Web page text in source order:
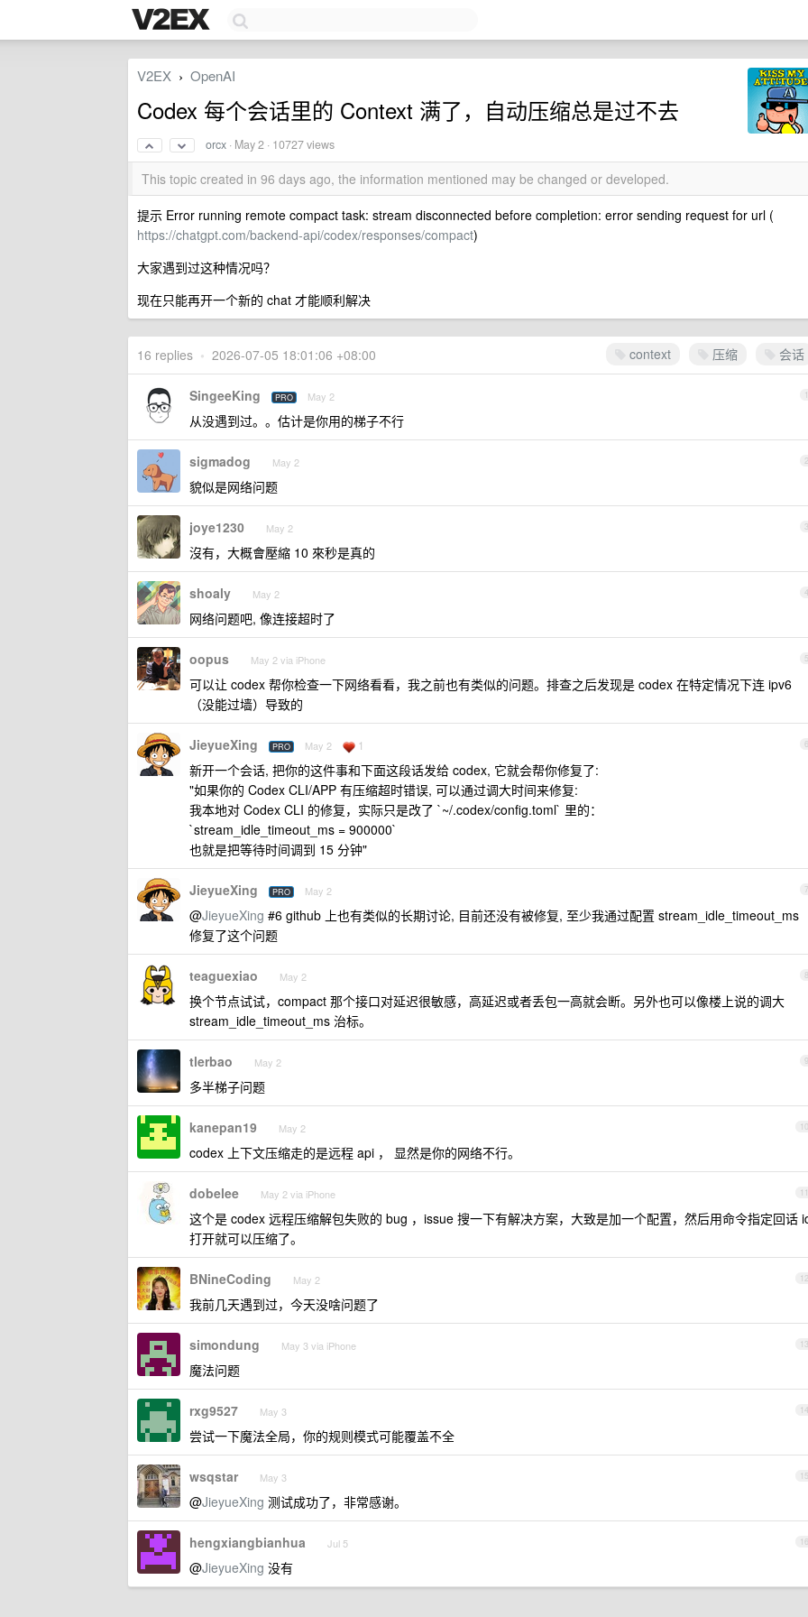
V2EX › OpenAI
Codex 每个会话里的 Context 满了，自动压缩总是过不去
orcx · May 2 · 10727 views
This topic created in 96 days ago, the information mentioned may be changed or developed.
提示 Error running remote compact task: stream disconnected before completion: error sending request for url (
https://chatgpt.com/backend-api/codex/responses/compact)
大家遇到过这种情况吗？
现在只能再开一个新的 chat 才能顺利解决
context 压缩 会话
16 replies • 2026-07-05 18:01:06 +08:00
1
SingeeKing PRO May 2
从没遇到过。。估计是你用的梯子不行
2
sigmadog May 2
貌似是网络问题
3
joye1230 May 2
沒有，大概會壓縮 10 來秒是真的
4
shoaly May 2
网络问题吧, 像连接超时了
5
oopus May 2 via iPhone
可以让 codex 帮你检查一下网络看看，我之前也有类似的问题。排查之后发现是 codex 在特定情况下连 ipv6
（没能过墙）导致的
6
JieyueXing PRO May 2 1
新开一个会话, 把你的这件事和下面这段话发给 codex, 它就会帮你修复了:
"如果你的 Codex CLI/APP 有压缩超时错误, 可以通过调大时间来修复:
我本地对 Codex CLI 的修复，实际只是改了 `~/.codex/config.toml` 里的：
`stream_idle_timeout_ms = 900000`
也就是把等待时间调到 15 分钟"
7
JieyueXing PRO May 2
@JieyueXing #6 github 上也有类似的长期讨论, 目前还没有被修复, 至少我通过配置 stream_idle_timeout_ms
修复了这个问题
8
teaguexiao May 2
换个节点试试，compact 那个接口对延迟很敏感，高延迟或者丢包一高就会断。另外也可以像楼上说的调大
stream_idle_timeout_ms 治标。
9
tlerbao May 2
多半梯子问题
10
kanepan19 May 2
codex 上下文压缩走的是远程 api ， 显然是你的网络不行。
11
dobelee May 2 via iPhone
这个是 codex 远程压缩解包失败的 bug ，issue 搜一下有解决方案，大致是加一个配置，然后用命令指定回话
打开就可以压缩了。
12
BNineCoding May 2
我前几天遇到过，今天没啥问题了
13
simondung May 3 via iPhone
魔法问题
14
rxg9527 May 3
尝试一下魔法全局，你的规则模式可能覆盖不全
15
wsqstar May 3
@JieyueXing 测试成功了，非常感谢。
16
hengxiangbianhua Jul 5
@JieyueXing 没有